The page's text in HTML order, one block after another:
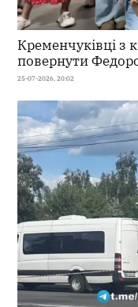
Кременчуківці з
повернути
25-07-2026, 20:02